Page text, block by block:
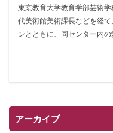
東京教育大学教育学部芸術
代美術館美術課長などを経
ンとともに、同センター内
アーカイブ